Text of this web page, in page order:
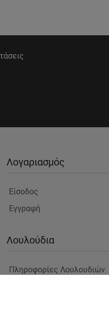
Λογαριασμός
Είσοδος
Εγγραφή
Λουλούδια
Πληροφορίες Λουλουδιών